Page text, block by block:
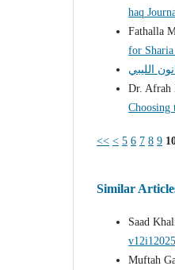
haq
Fathalla
for Sharia
Dr. Afrah
Choosing
<< < 5 6 7 8 9
Similar
Saad
v12i12025
Muftah